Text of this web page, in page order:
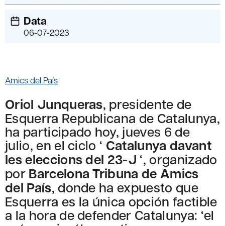
Data
06-07-2023
Amics del País
Oriol Junqueras, presidente de
Esquerra Republicana de Catalunya,
ha participado hoy, jueves 6 de
julio, en el ciclo ‘ Catalunya davant
les eleccions del 23-J ‘, organizado
por Barcelona Tribuna de Amics
del País, donde ha expuesto que
Esquerra es la única opción factible
a la hora de defender Catalunya: ‘el